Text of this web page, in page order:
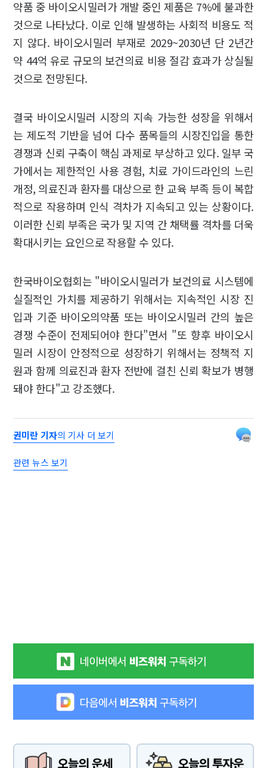
약품 중 바이오시밀러가 개발 중인 제품은 7%에 불과한
것으로 나타났다. 이로 인해 발생하는 사회적 비용도 적
지 않다. 바이오시밀러 부재로 2029~2030년 단 2년간
약 44억 유로 규모의 보건의료 비용 절감 효과가 상실될
것으로 전망된다.
결국 바이오시밀러 시장의 지속 가능한 성장을 위해서
는 제도적 기반을 넘어 다수 품목들의 시장진입을 통한
경쟁과 신뢰 구축이 핵심 과제로 부상하고 있다. 일부 국
가에서는 제한적인 사용 경험, 치료 가이드라인의 느린
개정, 의료진과 환자를 대상으로 한 교육 부족 등이 복합
적으로 작용하며 인식 격차가 지속되고 있는 상황이다.
이러한 신뢰 부족은 국가 및 지역 간 채택률 격차를 더욱
확대시키는 요인으로 작용할 수 있다.
한국바이오협회는 "바이오시밀러가 보건의료 시스템에
실질적인 가치를 제공하기 위해서는 지속적인 시장 진
입과 기준 바이오의약품 또는 바이오시밀러 간의 높은
경쟁 수준이 전제되어야 한다"면서 "또 향후 바이오시
밀러 시장이 안정적으로 성장하기 위해서는 정책적 지
원과 함께 의료진과 환자 전반에 걸친 신뢰 확보가 병행
돼야 한다"고 강조했다.
권미란 기자의 기사 더 보기
관련 뉴스 보기